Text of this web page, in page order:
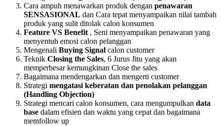
Cara ampuh menawarkan produk dengan penawaran
SENSASIONAL dan Cara tepat menyampaikan nilai tambah
produk yang sulit ditolak calon konsumen
Feature VS Benefit , Seni menyampaikan penawaran yang
menyentuh emosi calon pelanggan
Mengenali Buying Signal calon customer
Teknik Closing the Sales, 6 Jurus Jitu yang akan
memperbesar kemungkinan Close the sales
Bagaimana mendengarkan dan mengerti customer
Strategi mengatasi keberatan dan penolakan pelanggan
(Handling Objection)
Strategi mencari calon konsumen, cara mengumpulkan data
base dalam efisien dan waktu yang cepat dan bagaimana
memfollow up